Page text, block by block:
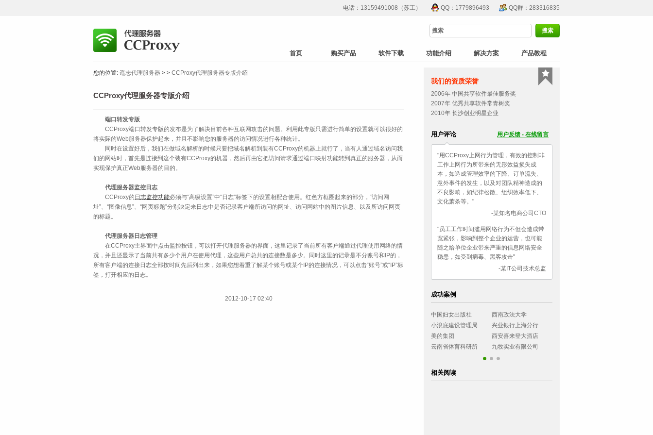
电话：13159491008（苏工） QQ：1779896493 QQ群：283316835
首页 购买产品 软件下载 功能介绍 解决方案 产品教程
您的位置: 遥志代理服务器 > > CCProxy代理服务器专版介绍
CCProxy代理服务器专版介绍
端口转发专版
CCProxy端口转发专版的发布是为了解决目前各种互联网攻击的问题。利用此专版只需进行简单的设置就可以很好的
将实际的Web服务器保护起来，并且不影响您的服务器的访问情况进行各种统计。
同时在设置好后，我们在做域名解析的时候只要把域名解析到装有CCProxy的机器上就行了，当有人通过域名访问我
们的网站时，首先是连接到这个装有CCProxy的机器，然后再由它把访问请求通过端口映射功能转到真正的服务器，从而
实现保护真正Web服务器的目的。
代理服务器监控日志
CCProxy的 日志监控功能必须与“高级设置”中“日志”标签下的设置相配合使用。红色方框圈起来的部分，“访问网
址”、“图像信息”、“网页标题”分别决定来日志中是否记录客户端所访问的网址、访问网站中的图片信息、以及所访问网页
的标题。
代理服务器日志管理
在CCProxy主界面中点击监控按钮，可以打开代理服务器的界面，这里记录了当前所有客户端通过代理使用网络的情
况，并且还显示了当前共有多少个用户在使用代理，这些用户总共的连接数是多少。同时这里的记录是不分账号和IP的，
所有客户端的连接日志全部按时间先后列出来，如果您想着重了解某个账号或某个IP的连接情况，可以点击“账号”或“IP”标
签，打开相应的日志。
2012-10-17 02:40
我们的资质荣誉
2006年 中国共享软件最佳服务奖
2007年 优秀共享软件常青树奖
2010年 长沙创业明星企业
用户评论 用户反馈 - 在线留言
"用CCProxy上网行为管理，有效的控制非
工作上网行为所带来的无形效益损失成
本，如造成管理效率的下降、订单流失、
意外事件的发生，以及对团队精神造成的
不良影响，如纪律松散、组织效率低下、
文化萧条等。"
-某知名电商公司CTO
"员工工作时间滥用网络行为不但会造成带
宽紧张，影响到整个企业的运营，也可能
随之给单位企业带来严重的信息网络安全
稳患，如受到病毒、黑客攻击"
-某IT公司技术总监
成功案例
中国妇女出版社
西南政法大学
小浪底建设管理局
兴业银行上海分行
美的集团
西安喜来登大酒店
云南省体育科研所
九牧实业有限公司
相关阅读